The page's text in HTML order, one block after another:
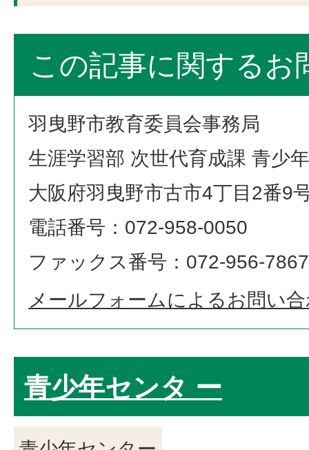
この記事に関するお
羽曳野市教育委員会事務局
生涯学習部 次世代育成課 青少
大阪府羽曳野市古市4丁目2番9
電話番号：072-958-0050
ファックス番号：072-956-7867
メールフォームによるお問い
青少年センタ ー